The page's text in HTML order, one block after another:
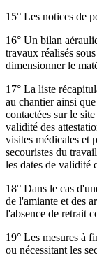
15° Les notices de
16° Un bilan
travaux réalisés
dimensionner le
17° La liste
au chantier ainsi
contactées sur le
validité des
visites médicales et
secouristes du
les dates de validité
18° Dans le cas
de l'amiante et des
l'absence de retrait
19° Les mesures à
ou nécessitant les